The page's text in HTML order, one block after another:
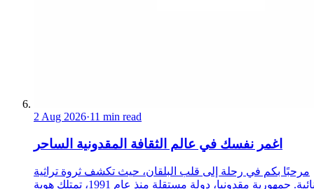
2 Aug 2026·11 min read
اغمر نفسك في عالم الثقافة المقدونية الساحر
مرحبًا بكم في رحلة إلى قلب البلقان، حيث تكشف ثروة تراثية
استثنائية. جمهورية مقدونيا، دولة مستقلة منذ عام 1991، تمتلك هوية